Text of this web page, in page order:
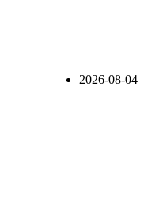
2026-08-04